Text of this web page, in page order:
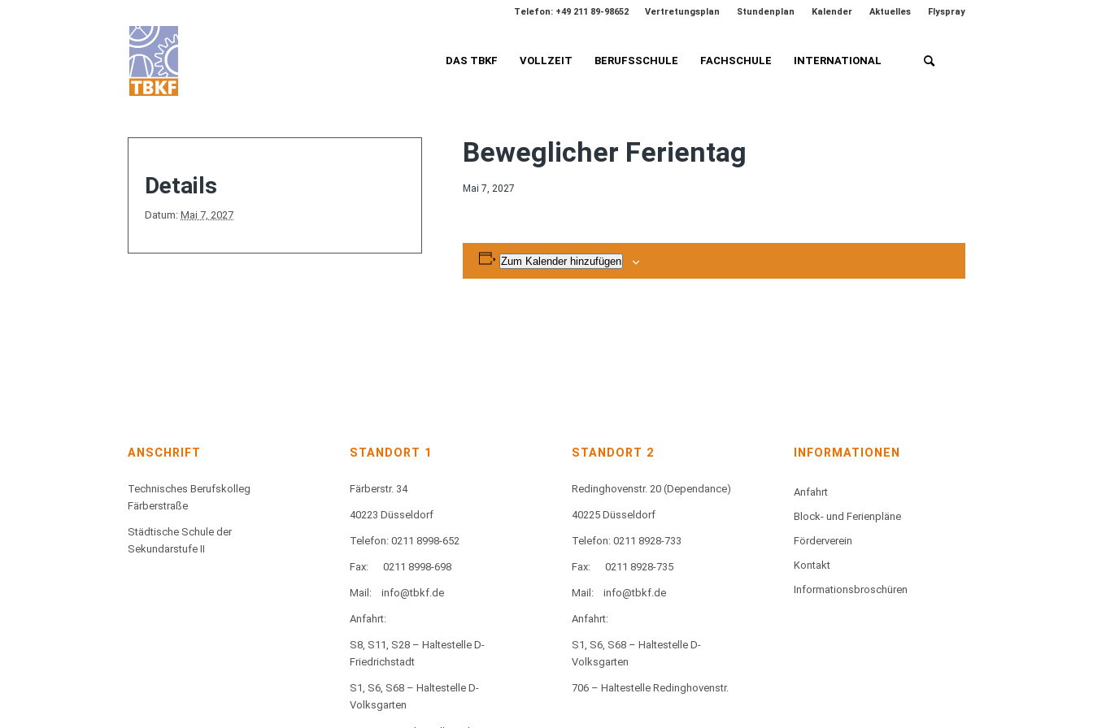
Vertretungsplan Stundenplan Kalender Aktuelles Flyspray
Telefon: +49 211 89-98652
DAS TBKF VOLLZEIT BERUFSSCHULE FACHSCHULE INTERNATIONAL
Beweglicher Ferientag
Mai 7, 2027
Zum Kalender hinzufügen
Details
Datum: Mai 7, 2027
ANSCHRIFT
Technisches Berufskolleg
Färberstraße
Städtische Schule der
Sekundarstufe II
STANDORT 1
Färberstr. 34
40223 Düsseldorf
Telefon: 0211 8998-652
Fax: 0211 8998-698
Mail: info@tbkf.de
Anfahrt:
S8, S11, S28 – Haltestelle D-
Friedrichstadt
S1, S6, S68 – Haltestelle D-
Volksgarten
STANDORT 2
Redinghovenstr. 20 (Dependance)
40225 Düsseldorf
Telefon: 0211 8928-733
Fax: 0211 8928-735
Mail: info@tbkf.de
Anfahrt:
S1, S6, S68 – Haltestelle D-
Volksgarten
706 – Haltestelle Redinghovenstr.
INFORMATIONEN
Anfahrt
Block- und Ferienpläne
Förderverein
Kontakt
Informationsbroschüren